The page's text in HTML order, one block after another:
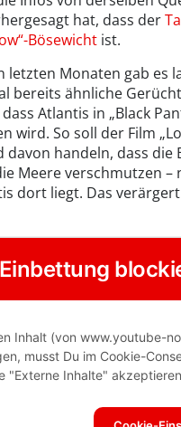
hat, dass der
Bösewicht ist.
letzten Monaten gab es
bereits ähnliche
Atlantis in „Black
wird. So soll der Film
davon handeln, dass die
Meere verschmutzen –
dort liegt. Das